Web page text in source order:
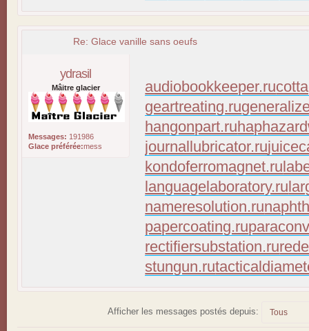
Re: Glace vanille sans oeufs
ydrasil
Mâitre glacier
Messages: 191986
Glace préférée:mess
audiobookkeeper.ru
geartreating.ru
hangonpart.ru
journallubricator.ru
kondoferromagnet.ru
languagelaboratory.ru
nameresolution.ru
papercoating.ru
rectifiersubstation.ru
stungun.ru
Afficher les messages postés depuis: